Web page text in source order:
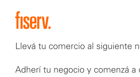
Llevá tu comercio al siguiente
Adherí tu negocio y comenzá a